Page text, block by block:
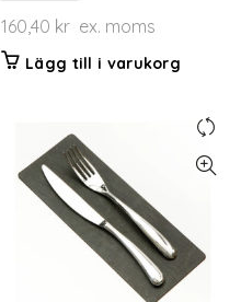
160,40 kr ex. moms
Lägg till i varukorg